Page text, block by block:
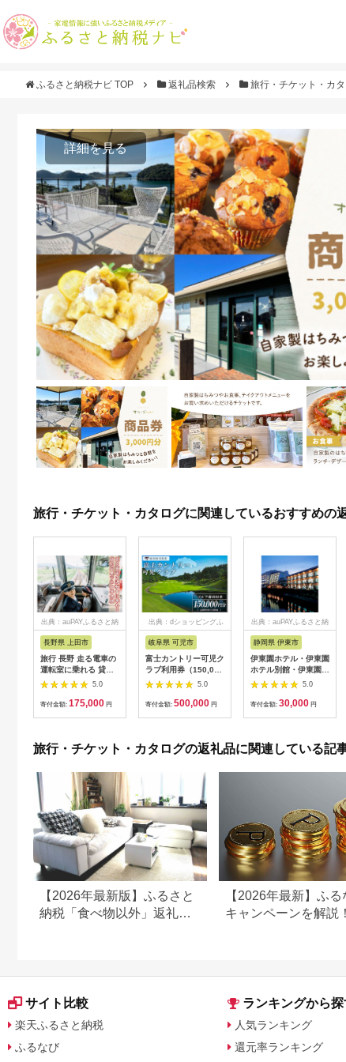
ふるさと納税ナビ TOP 返礼品検索 旅行・チケット・カ
詳細を見る
旅行・チケット・カタログに関連しているおすすめの
出典：auPAYふるさと納
長野県 上田市
旅行 長野 走る電車の
運転室に乗れる 貸切
列車でお仕事体験 体
験 チケット 電車 鉄道
列車 サービス 子供 子
5.0
寄付金額: 175,000 円
出典：dショッピングふ
岐阜県 可児市
富士カントリー可児ク
ラブ利用券（150,000
円分）【0018-007】
5.0
寄付金額: 500,000 円
出典：auPAYふるさと納
静岡県 伊東市
伊東園ホテル・伊東園
ホテル別館・伊東園ホ
テル松川館 ご宿泊券
1泊2日2食付き(1名様
分:GAタイプ)
5.0
寄付金額: 30,000 円
旅行・チケット・カタログの返礼品に関連している記
【2026年最新版】ふるさと
納税「食べ物以外」返礼品
【2026年最新】ふ
キャンペーンを解説
サイト比較
楽天ふるさと納税
ふるなび
ランキングから探
人気ランキング
還元率ランキング